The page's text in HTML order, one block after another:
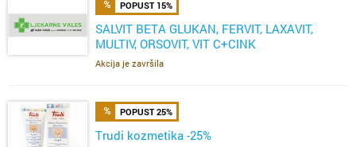
POPUST 15%
SALVIT BETA GLUKAN, FERVIT, LAXAVIT,
MULTIV, ORSOVIT, VIT C+CINK
ŽELE,FERVIT,OMEGA
Akcija je završila
POPUST 25%
Trudi kozmetika -25%